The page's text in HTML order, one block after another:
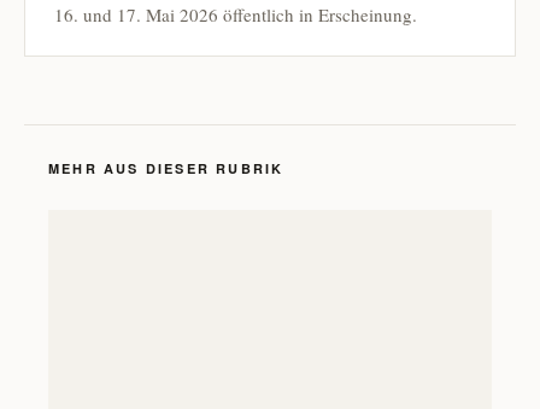
16. und 17. Mai 2026 öffentlich in Erscheinung.
MEHR AUS DIESER RUBRIK